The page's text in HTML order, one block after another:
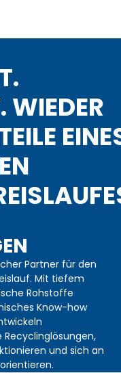
WIEDER
Partner für den
Mit tiefem
Rohstoffe
Know-how
und sich an